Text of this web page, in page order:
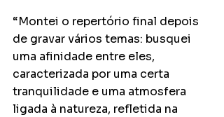
“Montei o repertório final depois
de gravar vários temas: busquei
uma afinidade entre eles,
caracterizada por uma certa
tranquilidade e uma atmosfera
ligada à natureza, refletida na